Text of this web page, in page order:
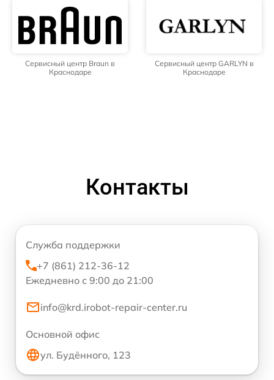
Сервисный центр Braun в
Краснодаре
Сервисный центр GARLYN в
Краснодаре
Контакты
Служба поддержки
+7 (861) 212-36-12
Ежедневно с 9:00 до 21:00
info@krd.irobot-repair-center.ru
Основной офис
ул. Будённого, 123